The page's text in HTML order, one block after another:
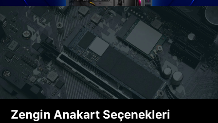
Zengin Anakart Seçenekleri